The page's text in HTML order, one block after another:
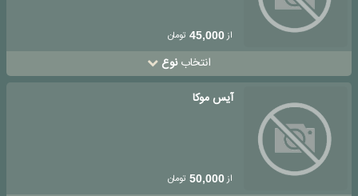
از45,000 تومان
انتخابنوع
آیس موکا
از50,000 تومان